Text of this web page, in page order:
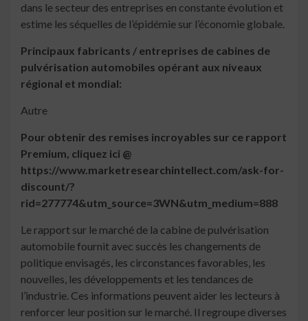
dans le secteur des entreprises en constante évolution et
estime les séquelles de l’épidémie sur l’économie globale.
Principaux fabricants / entreprises de cabines de
pulvérisation automobiles opérant aux niveaux
régional et mondial:
Autre
Pour obtenir des remises incroyables sur ce rapport
Premium, cliquez ici @
https://www.marketresearchintellect.com/ask-for-
discount/?
rid=277774&utm_source=3WN&utm_medium=888
Le rapport sur le marché de la cabine de pulvérisation
automobile fournit avec succès les changements de
politique envisagés, les circonstances favorables, les
nouvelles, les développements et les tendances de
l’industrie. Ces informations peuvent aider les lecteurs à
renforcer leur position sur le marché. Il regroupe diverses